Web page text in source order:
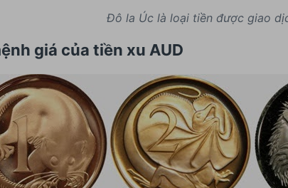
Đô la Úc là loại tiền được giao
giá của tiền xu AUD